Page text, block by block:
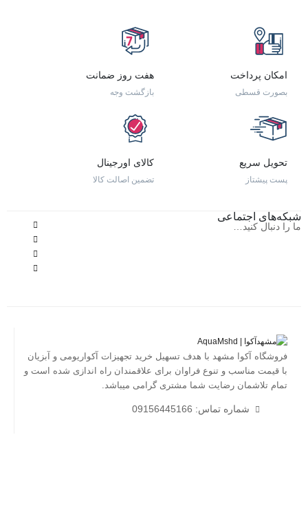
امکان پرداخت
بصورت قسطی
هفت روز ضمانت
بازگشت وجه
تحویل سریع
پست پیشتاز
کالای اورجینال
تضمین اصالت کالا
شبکه‌های اجتماعی
ما را دنبال کنید…
فروشگاه آکوا مشهد با هدف تسهیل خرید تجهیزات آکواریومی و آبزیان
با قیمت مناسب و تنوع فراوان برای علاقمندان راه اندازی شده است و
تمام تلاشمان رضایت شما مشتری گرامی میباشد.
شماره تماس: 09156445166